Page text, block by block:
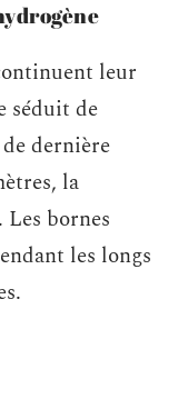
leur
séduit de
dernière
la
bornes
les longs